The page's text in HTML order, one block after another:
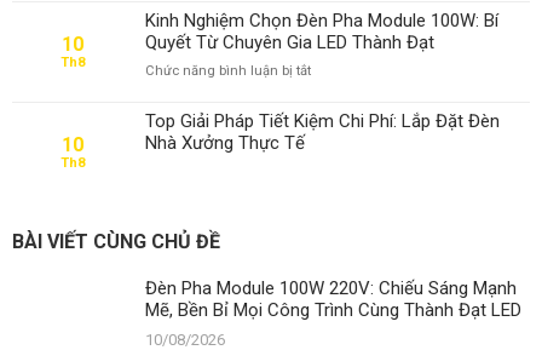
Mọi
Công
Cùng
Đạt
Bao
Nhiêu
Mét?
Giải
Khoảng
Cách
Pha
Module
100W:
Tiết
Điện
Hiệu
Lợi
Ích
10
Th8
Kinh Nghiệm Chọn Đèn Pha Module 100W: Bí
Quyết Từ Chuyên Gia LED Thành Đạt
Chức năng bình luận bị tắtở
Nghiệm
Chọn
Chuyên
Gia
10
Th8
Top Giải Pháp Tiết Kiệm Chi Phí: Lắp Đặt Đèn
Nhà Xưởng Thực Tế
BÀI VIẾT CÙNG CHỦ ĐỀ
Đèn Pha Module 100W 220V: Chiếu Sáng Mạnh
Mẽ, Bền Bỉ Mọi Công Trình Cùng Thành Đạt LED
10/08/2026